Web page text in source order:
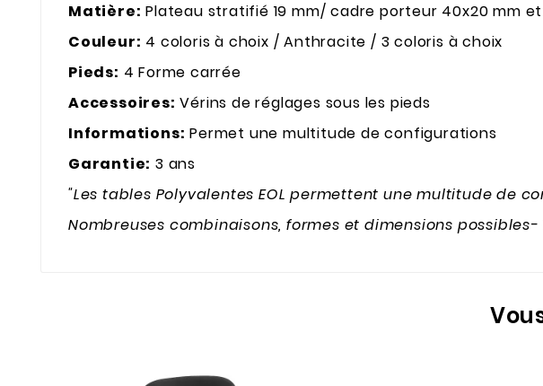
Matière: Plateau stratifié 19 mm/ cadre porteur 40x20 mm
Couleur: 4 coloris à choix / Anthracite / 3 coloris à choix
Pieds: 4 Forme carrée
Accessoires: Vérins de réglages sous les pieds
Informations: Permet une multitude de configurations
Garantie: 3 ans
"Les tables Polyvalentes EOL permettent une multitude de
Nombreuses combinaisons, formes et dimensions possibles-